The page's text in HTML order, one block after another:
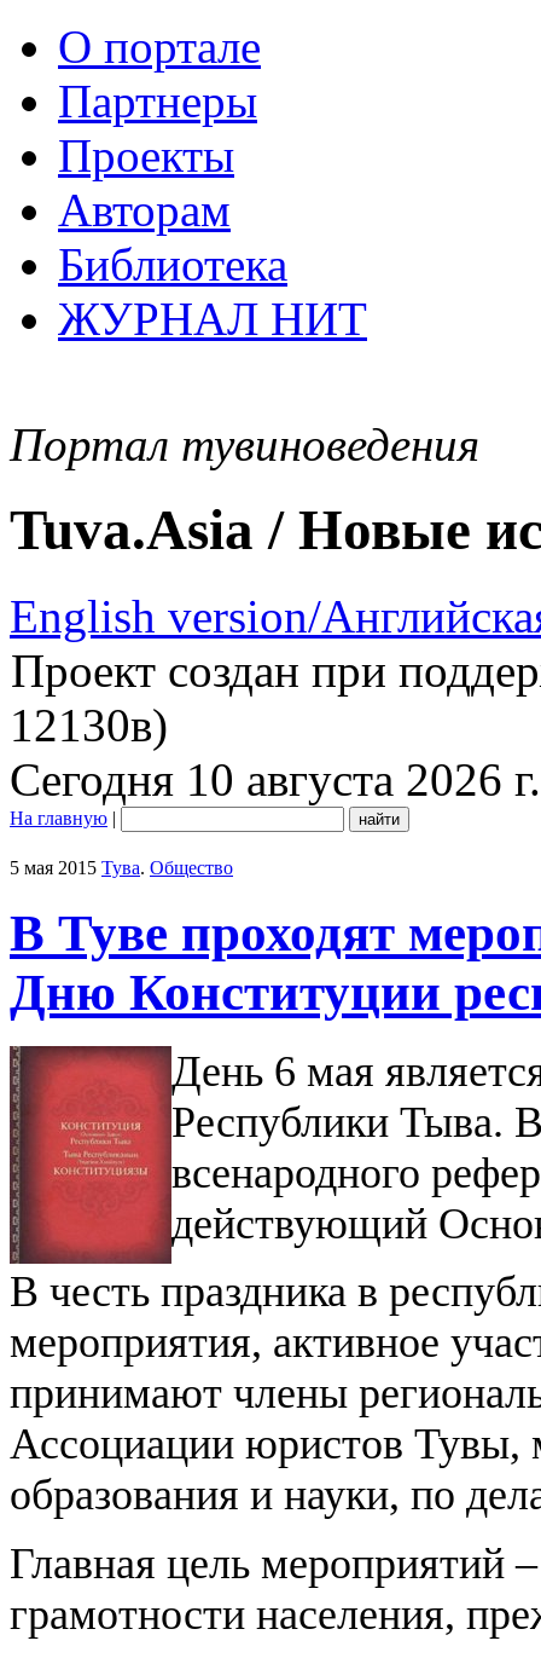
О портале
Партнеры
Проекты
Авторам
Библиотека
ЖУРНАЛ НИТ
Портал тувиноведения
Tuva.Asia / Новые
English version/
Проект создан при
12130в)
Сегодня 10 августа 2026 г.
На главную |
5 мая 2015 Тува. Общество
В Туве проходят
Дню Конституции
День 6 мая
Республики Тыва.
всенародного
действующий
В честь праздника в
мероприятия, активное
принимают члены
Ассоциации юристов Тувы,
образования и науки, по
Главная цель мероприятий
грамотности населения,